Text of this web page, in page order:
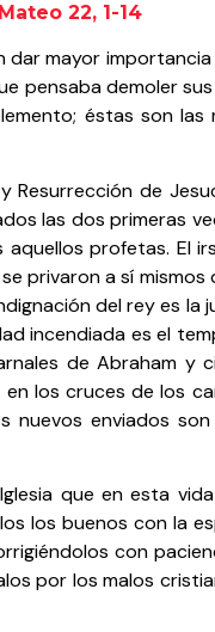
Mateo 22, 1-14
mayor
pensaba demoler
éstas son las
Resurrección de
las dos primeras
profetas. El
privaron a sí mismos
del rey es la
incendiada es el
de Abraham y
los cruces de los
nuevos enviados
que en esta
los buenos con la
con
por los malos